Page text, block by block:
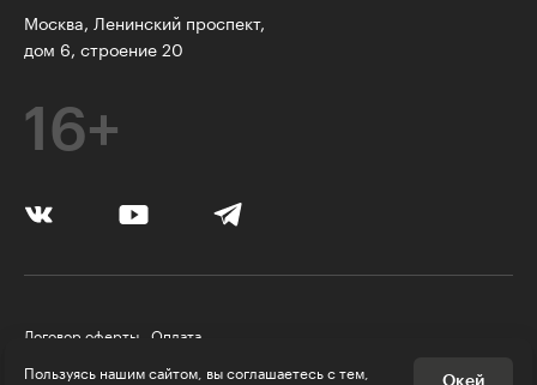
Москва, Ленинский проспект,
дом 6, строение 20
16+
Договор оферты Оплата
Пользуясь нашим сайтом, вы соглашаетесь с тем,
Окей
У нас есть классные рассылки!
Электронная почта